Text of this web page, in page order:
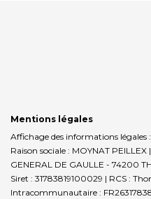
Mentions légales
Affichage des informations légales
Raison sociale : MOYNAT PEILLEX
GENERAL DE GAULLE - 74200
Siret : 31783819100029 | RCS :
Intracommunautaire :